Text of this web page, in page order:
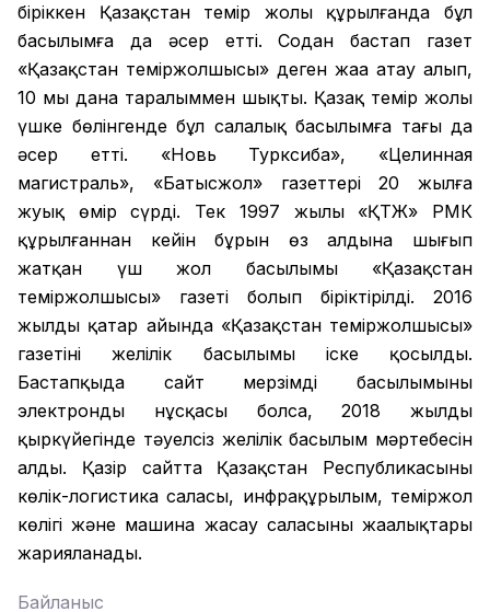
біріккен Қазақстан темір жолы құрылғанда бұл
басылымға да әсер етті. Содан бастап газет
«Қазақстан теміржолшысы» деген жаңа атау алып,
10 мың дана таралыммен шықты. Қазақ темір жолы
үшке бөлінгенде бұл салалық басылымға тағы да
әсер етті. «Новь Турксиба», «Целинная
магистраль», «Батысжол» газеттері 20 жылға
жуық өмір сүрді. Тек 1997 жылы «ҚТЖ» РМК
құрылғаннан кейін бұрын өз алдына шығып
жатқан үш жол басылымы «Қазақстан
теміржолшысы» газеті болып біріктірілді. 2016
жылдың қаңтар айында «Қазақстан теміржолшысы»
газетінің желілік басылымы іске қосылды.
Бастапқыда сайт мерзімді басылымының
электронды нұсқасы болса, 2018 жылдың
қыркүйегінде тәуелсіз желілік басылым мәртебесін
алды. Қазір сайтта Қазақстан Республикасының
көлік-логистика саласы, инфрақұрылым, теміржол
көлігі және машина жасау саласының жаңалықтары
жарияланады.
Байланыс